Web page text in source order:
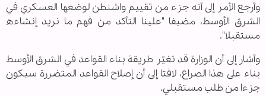
وأرجع الأمر إلى أنه جزء من تقييم واشنطن لوضعها العسكري في
الشرق الأوسط، مضيفا "علينا التأكد من فهم ما نريد إنشاءه
مستقبلا".
وأشار إلى أن الوزارة قد تغيّر طريقة بناء القواعد في الشرق الأوسط
بناء على هذا الصراع، لافتا إلى أن إصلاح القواعد المتضررة سيكون
جزءا من طلب مستقبلي.